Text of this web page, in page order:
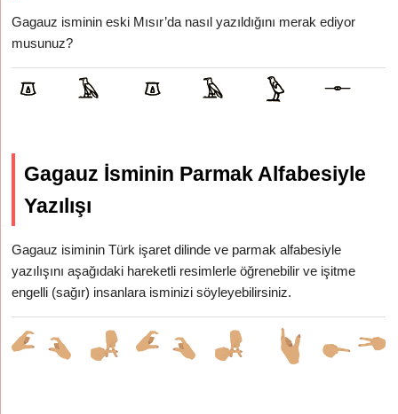
Gagauz isminin eski Mısır’da nasıl yazıldığını merak ediyor
musunuz?
Gagauz İsminin Parmak Alfabesiyle
Yazılışı
Gagauz isiminin Türk işaret dilinde ve parmak alfabesiyle
yazılışını aşağıdaki hareketli resimlerle öğrenebilir ve işitme
engelli (sağır) insanlara isminizi söyleyebilirsiniz.